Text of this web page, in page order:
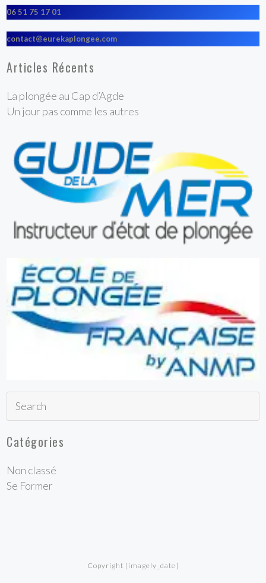
06 51 75 17 01
contact@eurekaplongee.com
Articles Récents
La plongée au Cap d’Agde
Un jour pas comme les autres
Catégories
Non classé
Se Former
Copyright [imagely_date]